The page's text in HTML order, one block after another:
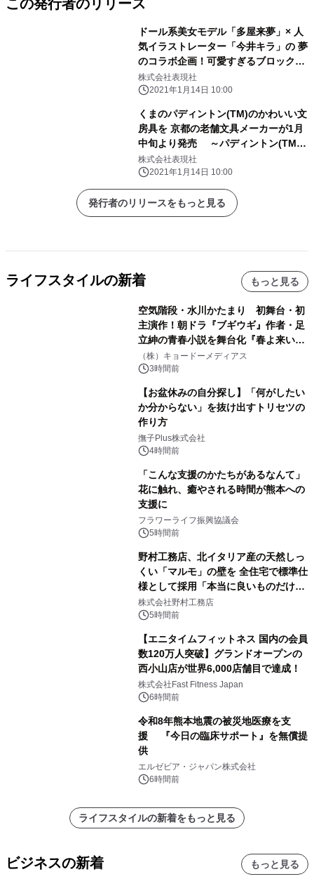
この発行者のリリース
ドール系美女モデル「多屋来夢」× 人
気イラストレーター「今井キラ」の 夢
のコラボ企画！可愛すぎるブロックメ
モとレターセットが発売！ 限定セット
ならプレミアム撮り下ろしポストカー
株式会社表現社
2021年1月14日 10:00
くまのパディントン(TM)のかわいい文
房具を 京都の老舗文具メーカーが1月
中旬より発売 ～パディントン(TM)
がロンドンから京都へ～
株式会社表現社
2021年1月14日 10:00
発行者のリリースをもっと見る
ライフスタイルの新着 もっと見る
空気階段・水川かたまり 初舞台・初
主演作！朝ドラ『ブギウギ』作者・足
立紳の青春小説を舞台化『春よ来い、
マジで来い』キービジュアル解禁！
（株）キョードーメディアス
3時間前
【お盆休みの自分探し】「何がしたい
か分からない」を抜け出すトリセツの
作り方
撫子Plus株式会社
4時間前
「こんな支援のかたちがあるなんて」
花に触れ、癒やされる時間が熊本への
支援に
フラワーライフ振興協議会
5時間前
野村工務店、北イタリア産の天然しっ
くい「マルモ」の壁を 全住宅で標準仕
様として採用「本当に良いものだけに
こだわる」
株式会社野村工務店
5時間前
【エニタイムフィットネス 国内の会員
数120万人突破】グランドオープンの
西小山店が世界6,000店舗目で達成！
株式会社Fast Fitness Japan
6時間前
令和8年熊本地震の被災地医療を支
援 『今日の臨床サポート』を無償提
供
エルゼビア・ジャパン株式会社
6時間前
ライフスタイルの新着をもっと見る
ビジネスの新着 もっと見る